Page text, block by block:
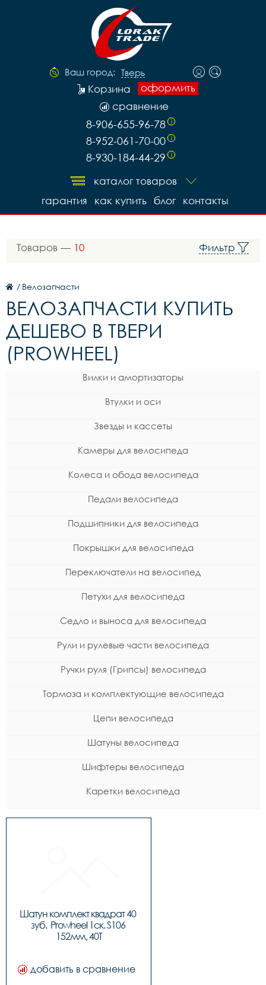
Ваш город: Тверь
оформить
Корзина
сравнение
8-906-655-96-78 i
8-952-061-70-00 i
8-930-184-44-29 i
каталог товаров
контакты
блог
как купить
гарантия
Товаров — 10 Фильтр
/ Велозапчасти
ВЕЛОЗАПЧАСТИ КУПИТЬ
ДЕШЕВО В ТВЕРИ
(PROWHEEL)
Вилки и амортизаторы
Втулки и оси
Звезды и кассеты
Камеры для велосипеда
Колеса и обода велосипеда
Педали велосипеда
Подшипники для велосипеда
Покрышки для велосипеда
Переключатели на велосипед
Петухи для велосипеда
Седло и выноса для велосипеда
Рули и рулевые части велосипеда
Ручки руля (Грипсы) велосипеда
Тормоза и комплектующие велосипеда
Цепи велосипеда
Шатуны велосипеда
Шифтеры велосипеда
Каретки велосипеда
Шатун комплект квадрат 40
зуб.  Prowheel 1ск. S106
152мм, 40Т
добавить в сравнение